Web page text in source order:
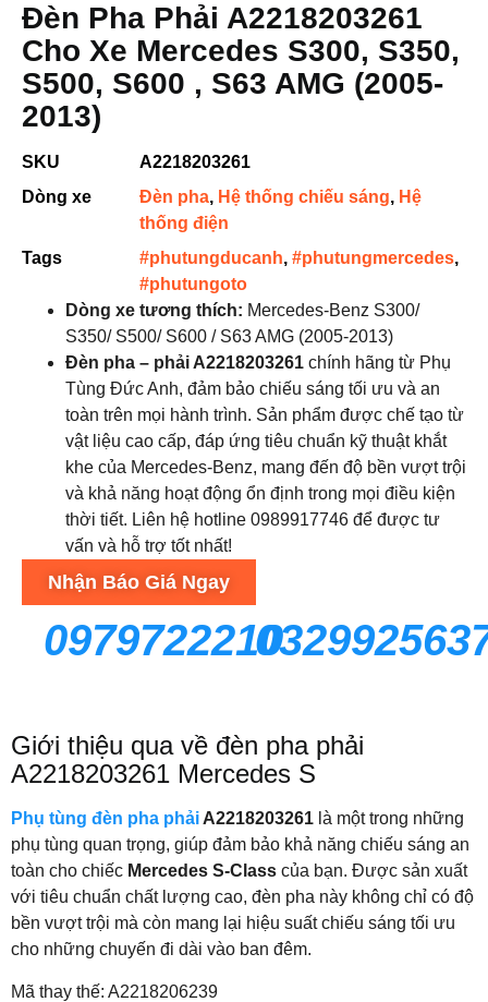
Đèn Pha Phải A2218203261
Cho Xe Mercedes S300, S350,
S500, S600 , S63 AMG (2005-
2013)
SKU
A2218203261
Dòng xe
Đèn pha, Hệ thống chiếu sáng, Hệ
thống điện
Tags
#phutungducanh, #phutungmercedes,
#phutungoto
Dòng xe tương thích: Mercedes-Benz S300/
S350/ S500/ S600 / S63 AMG (2005-2013)
Đèn pha – phải A2218203261 chính hãng từ Phụ
Tùng Đức Anh, đảm bảo chiếu sáng tối ưu và an
toàn trên mọi hành trình. Sản phẩm được chế tạo từ
vật liệu cao cấp, đáp ứng tiêu chuẩn kỹ thuật khắt
khe của Mercedes-Benz, mang đến độ bền vượt trội
và khả năng hoạt động ổn định trong mọi điều kiện
thời tiết. Liên hệ hotline 0989917746 để được tư
vấn và hỗ trợ tốt nhất!
Nhận Báo Giá Ngay
0979722210
Giới thiệu qua về đèn pha phải
A2218203261 Mercedes S
Phụ tùng đèn pha phải A2218203261 là một trong những
phụ tùng quan trọng, giúp đảm bảo khả năng chiếu sáng an
toàn cho chiếc Mercedes S-Class của bạn. Được sản xuất
với tiêu chuẩn chất lượng cao, đèn pha này không chỉ có độ
bền vượt trội mà còn mang lại hiệu suất chiếu sáng tối ưu
cho những chuyến đi dài vào ban đêm.
Mã thay thế: A2218206239